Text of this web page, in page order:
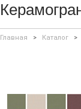
Главная > Каталог >